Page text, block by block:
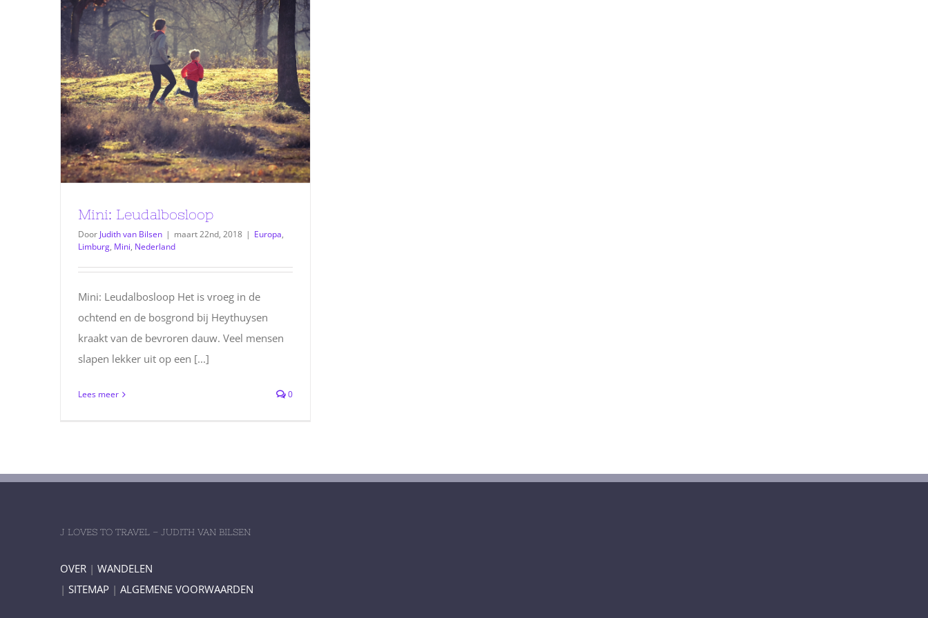
Mini: Leudalbosloop
Door Judith van Bilsen | maart 22nd, 2018 | Europa,
Limburg, Mini, Nederland
Mini: Leudalbosloop Het is vroeg in de
ochtend en de bosgrond bij Heythuysen
kraakt van de bevroren dauw. Veel mensen
slapen lekker uit op een [...]
Lees meer 0
J LOVES TO TRAVEL – JUDITH VAN BILSEN
OVER | WANDELEN
| SITEMAP | ALGEMENE VOORWAARDEN